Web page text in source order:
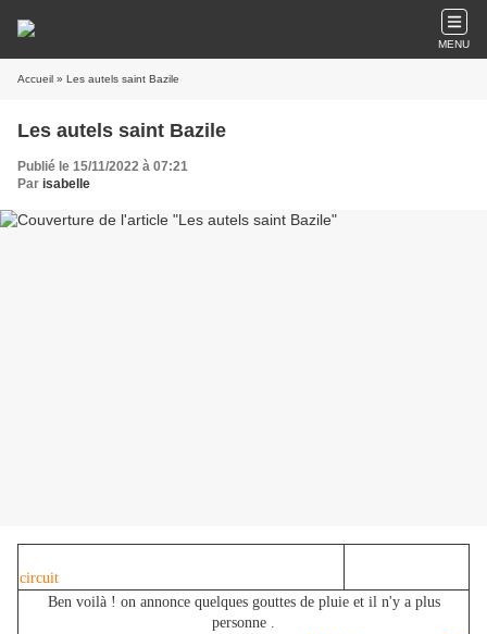
MENU
Accueil » Les autels saint Bazile
Les autels saint Bazile
Publié le 15/11/2022 à 07:21
Par isabelle
circuit
Ben voilà ! on annonce quelques gouttes de pluie et il n'y a plus
personne .